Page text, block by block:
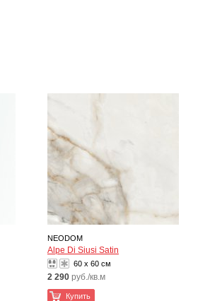
NEODOM
Alpe Di Siusi Satin
60 x 60 см
2 290 руб./кв.м
Купить